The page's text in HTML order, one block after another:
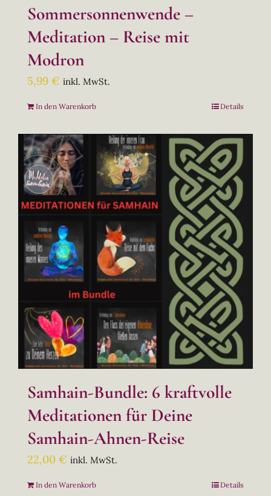
Sommersonnenwende –
Meditation – Reise mit
Modron
5,99 € inkl. MwSt.
In den Warenkorb Details
Samhain-Bundle: 6 kraftvolle
Meditationen für Deine
Samhain-Ahnen-Reise
22,00 € inkl. MwSt.
In den Warenkorb Details